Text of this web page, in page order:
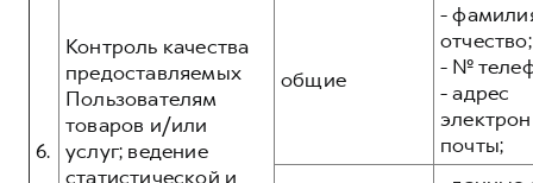
6.
Контроль качества
предоставляемых
Пользователям
товаров и/или
услуг; ведение
статистической и
общие
-
отчество;
- №
- адрес
почты;